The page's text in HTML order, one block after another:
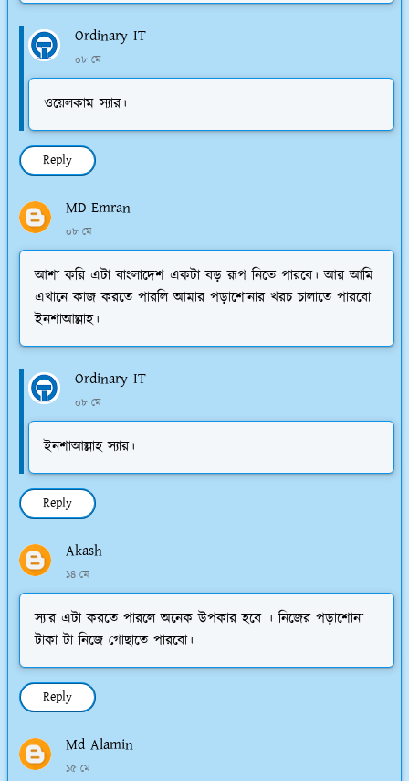
Ordinary IT
০৮ মে
ওয়েলকাম স্যার।
Reply
MD Emran
০৮ মে
আশা করি এটা বাংলাদেশ একটা বড় রূপ নিতে পারবে। আর আমি
এখানে কাজ করতে পারলি আমার পড়াশোনার খরচ চালাতে পারবো
ইনশাআল্লাহ।
Ordinary IT
০৮ মে
ইনশাআল্লাহ স্যার।
Reply
Akash
১৪ মে
স্যার এটা করতে পারলে অনেক উপকার হবে । নিজের পড়াশোনা
টাকা টা নিজে গোছাতে পারবো।
Reply
Md Alamin
১৫ মে